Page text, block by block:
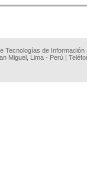
Tecnologías de
Miguel, Lima - Perú |